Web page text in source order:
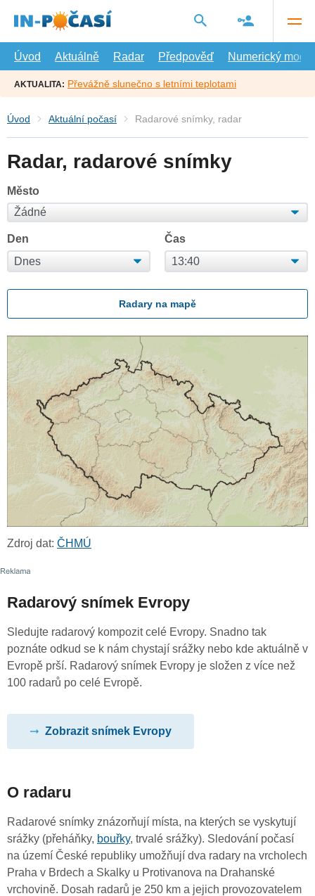
hlavní
Úvod
Aktuálně Radar Předpověď Numerický model
AKTUALITA: Převážně slunečno s letními teplotami
Úvod Aktuální počasí Radarové snímky, radar
Radar, radarové snímky
Město
Den Čas
Radary na mapě
Zdroj dat: ČHMÚ
Radarový snímek Evropy
Sledujte radarový kompozit celé Evropy. Snadno tak
poznáte odkud se k nám chystají srážky nebo kde aktuálně v
Evropě prší. Radarový snímek Evropy je složen z více než
100 radarů po celé Evropě.
Zobrazit snímek Evropy
O radaru
Radarové snímky znázorňují místa, na kterých se vyskytují
srážky (přeháňky, bouřky, trvalé srážky). Sledování počasí
na území České republiky umožňují dva radary na vrcholech
Praha v Brdech a Skalky u Protivanova na Drahanské
vrchovině. Dosah radarů je 250 km a jejich provozovatelem